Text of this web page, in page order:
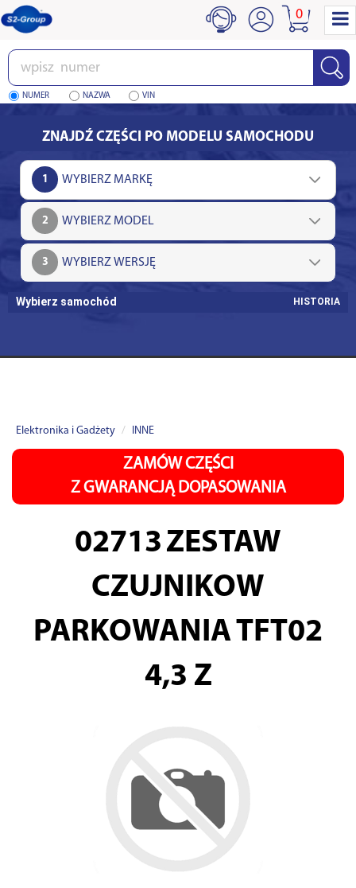
Wpisz
numer
NUMER NAZWA VIN
0
ZNAJDŹ CZĘŚCI PO MODELU SAMOCHODU
1
2
3
Wybierz samochód HISTORIA
Elektronika i Gadżety INNE
ZAMÓW CZĘŚCI
Z GWARANCJĄ DOPASOWANIA
02713 ZESTAW
CZUJNIKOW
PARKOWANIA TFT02
4,3 Z